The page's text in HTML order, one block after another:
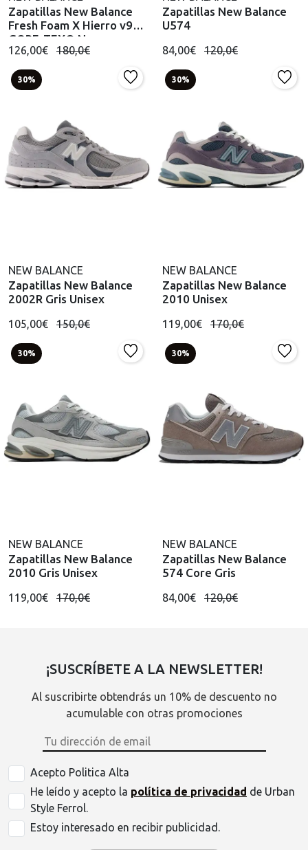
Zapatillas New Balance
Fresh Foam X Hierro v9
GORE-TEX® Negro
126,00€ 180,0€
Zapatillas New Balance
U574
84,00€ 120,0€
30%
NEW BALANCE
Zapatillas New Balance
2002R Gris Unisex
105,00€ 150,0€
30%
NEW BALANCE
Zapatillas New Balance
2010 Unisex
119,00€ 170,0€
30%
NEW BALANCE
Zapatillas New Balance
2010 Gris Unisex
119,00€ 170,0€
30%
NEW BALANCE
Zapatillas New Balance
574 Core Gris
84,00€ 120,0€
¡SUSCRÍBETE A LA NEWSLETTER!
Al suscribirte obtendrás un 10% de descuento no
acumulable con otras promociones
Acepto Politica Alta
He leído y acepto la política de privacidad de Urban
Style Ferrol.
Estoy interesado en recibir publicidad.